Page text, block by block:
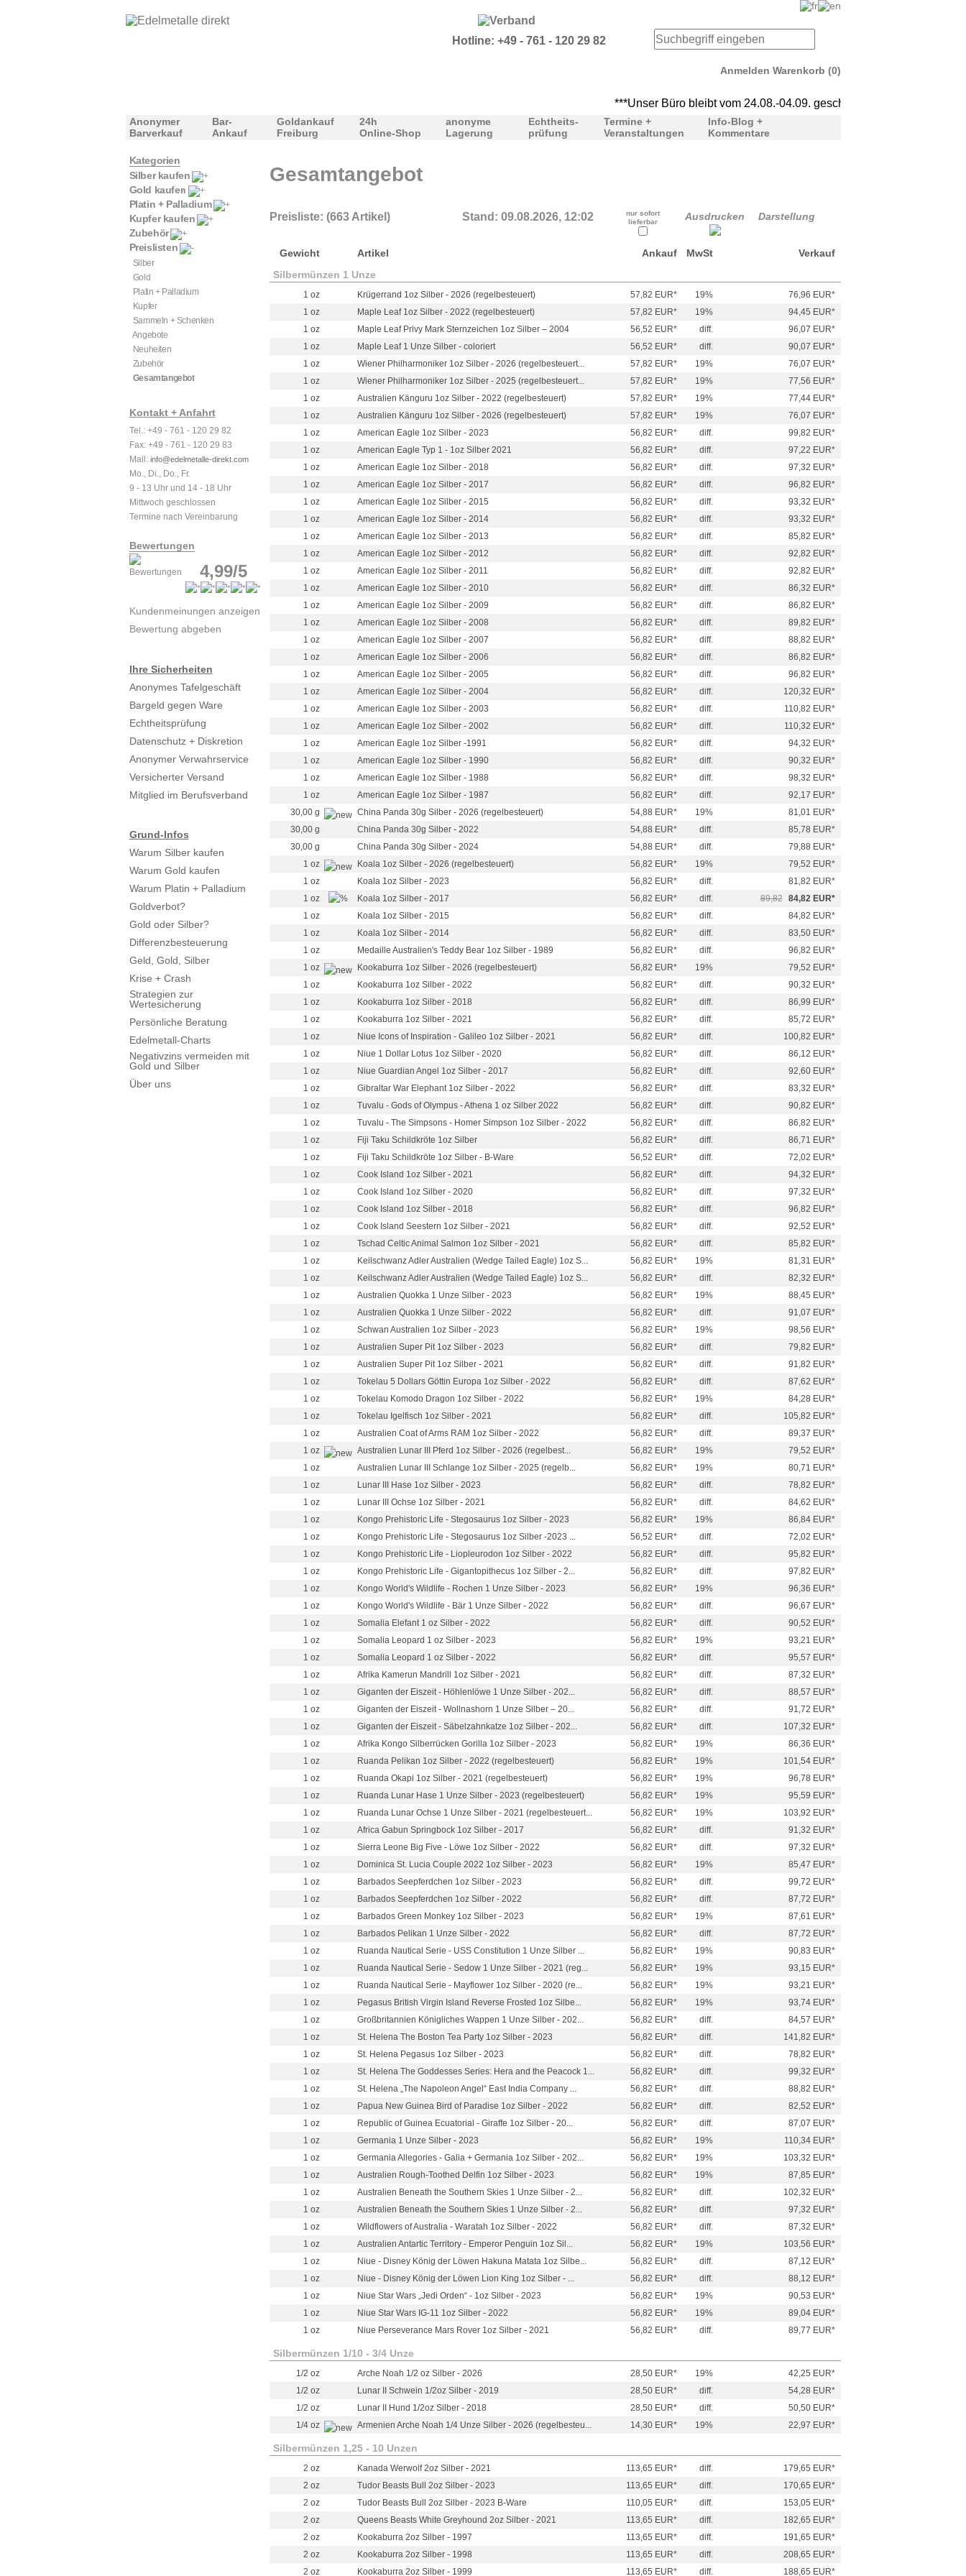
Hotline: +49 - 761 - 120 29 82
Anmelden Warenkorb (0)
***Unser Büro bleibt vom 24.08.-04.09. geschlossen. Ab dem 07.09. sind wir
***Unser Büro bleibt
Anonymer
Barverkauf
Bar-
Ankauf
Goldankauf
Freiburg
24h
Online-Shop
anonyme
Lagerung
Echtheits-
prüfung
Termine +
Veranstaltungen
Info-Blog +
Kommentare
Kategorien
Silber kaufen
Gold kaufen
Platin + Palladium
Kupfer kaufen
Zubehör
Preislisten
Silber
Gold
Platin + Palladium
Kupfer
Sammeln + Schenken
Angebote
Neuheiten
Zubehör
Gesamtangebot
Kontakt + Anfahrt
Tel.: +49 - 761 - 120 29 82
Fax: +49 - 761 - 120 29 83
Mail: info@edelmetalle-direkt.com
Mo., Di., Do., Fr.
9 - 13 Uhr und 14 - 18 Uhr
Mittwoch geschlossen
Termine nach Vereinbarung
Bewertungen
4,99/5
Kundenmeinungen anzeigen
Bewertung abgeben
Ihre Sicherheiten
Anonymes Tafelgeschäft
Bargeld gegen Ware
Echtheitsprüfung
Datenschutz + Diskretion
Anonymer Verwahrservice
Versicherter Versand
Mitglied im Berufsverband
Grund-Infos
Warum Silber kaufen
Warum Gold kaufen
Warum Platin + Palladium
Goldverbot?
Gold oder Silber?
Differenzbesteuerung
Geld, Gold, Silber
Krise + Crash
Strategien zur
Wertesicherung
Persönliche Beratung
Edelmetall-Charts
Negativzins vermeiden mit
Gold und Silber
Über uns
Gesamtangebot
Preisliste: (663 Artikel) Stand: 09.08.2026, 12:02
nur sofort
lieferbar
Ausdrucken Darstellung
Gewicht Artikel Ankauf MwSt
Verkauf
Silbermünzen 1 Unze
1 oz Krügerrand 1oz Silber - 2026 (regelbesteuert) 57,82 EUR* 19%
76,96 EUR*
1 oz
Maple Leaf 1oz Silber - 2022 (regelbesteuert) 57,82 EUR* 19%
94,45 EUR*
1 oz
Maple Leaf Privy Mark Sternzeichen 1oz Silber – 2004 56,52 EUR* diff.
96,07 EUR*
1 oz
Maple Leaf 1 Unze Silber - coloriert 56,52 EUR* diff.
90,07 EUR*
1 oz
Wiener Philharmoniker 1oz Silber - 2026 (regelbesteuert... 57,82 EUR* 19%
76,07 EUR*
1 oz
Wiener Philharmoniker 1oz Silber - 2025 (regelbesteuert... 57,82 EUR* 19%
77,56 EUR*
1 oz
Australien Känguru 1oz Silber - 2022 (regelbesteuert) 57,82 EUR* 19%
77,44 EUR*
1 oz
Australien Känguru 1oz Silber - 2026 (regelbesteuert) 57,82 EUR* 19%
76,07 EUR*
1 oz
American Eagle 1oz Silber - 2023 56,82 EUR* diff.
99,82 EUR*
1 oz
American Eagle Typ 1 - 1oz Silber 2021 56,82 EUR* diff.
97,22 EUR*
1 oz
American Eagle 1oz Silber - 2018 56,82 EUR* diff.
97,32 EUR*
1 oz
American Eagle 1oz Silber - 2017 56,82 EUR* diff.
96,82 EUR*
1 oz
American Eagle 1oz Silber - 2015 56,82 EUR* diff.
93,32 EUR*
1 oz
American Eagle 1oz Silber - 2014 56,82 EUR* diff.
93,32 EUR*
1 oz
American Eagle 1oz Silber - 2013 56,82 EUR* diff.
85,82 EUR*
1 oz
American Eagle 1oz Silber - 2012 56,82 EUR* diff.
92,82 EUR*
1 oz
American Eagle 1oz Silber - 2011 56,82 EUR* diff.
92,82 EUR*
1 oz
American Eagle 1oz Silber - 2010 56,82 EUR* diff.
86,32 EUR*
1 oz
American Eagle 1oz Silber - 2009 56,82 EUR* diff.
86,82 EUR*
1 oz
American Eagle 1oz Silber - 2008 56,82 EUR* diff.
89,82 EUR*
1 oz
American Eagle 1oz Silber - 2007 56,82 EUR* diff.
88,82 EUR*
1 oz
American Eagle 1oz Silber - 2006 56,82 EUR* diff.
86,82 EUR*
1 oz
American Eagle 1oz Silber - 2005 56,82 EUR* diff.
96,82 EUR*
1 oz
American Eagle 1oz Silber - 2004 56,82 EUR* diff.
120,32 EUR*
1 oz
American Eagle 1oz Silber - 2003 56,82 EUR* diff.
110,82 EUR*
1 oz
American Eagle 1oz Silber - 2002 56,82 EUR* diff.
110,32 EUR*
1 oz
American Eagle 1oz Silber -1991 56,82 EUR* diff.
94,32 EUR*
1 oz
American Eagle 1oz Silber - 1990 56,82 EUR* diff.
90,32 EUR*
1 oz
American Eagle 1oz Silber - 1988 56,82 EUR* diff.
98,32 EUR*
1 oz
American Eagle 1oz Silber - 1987 56,82 EUR* diff.
92,17 EUR*
30,00 g
China Panda 30g Silber - 2026 (regelbesteuert) 54,88 EUR* 19%
81,01 EUR*
30,00 g
China Panda 30g Silber - 2022 54,88 EUR* diff.
85,78 EUR*
30,00 g
China Panda 30g Silber - 2024 54,88 EUR* diff.
79,88 EUR*
1 oz
Koala 1oz Silber - 2026 (regelbesteuert) 56,82 EUR* 19%
79,52 EUR*
1 oz
Koala 1oz Silber - 2023 56,82 EUR* diff.
81,82 EUR*
1 oz
Koala 1oz Silber - 2017 56,82 EUR* diff. 89,82
84,82 EUR*
1 oz
Koala 1oz Silber - 2015 56,82 EUR* diff.
84,82 EUR*
1 oz
Koala 1oz Silber - 2014 56,82 EUR* diff.
83,50 EUR*
1 oz
Medaille Australien's Teddy Bear 1oz Silber - 1989 56,82 EUR* diff.
96,82 EUR*
1 oz
Kookaburra 1oz Silber - 2026 (regelbesteuert) 56,82 EUR* 19%
79,52 EUR*
1 oz
Kookaburra 1oz Silber - 2022 56,82 EUR* diff.
90,32 EUR*
1 oz
Kookaburra 1oz Silber - 2018 56,82 EUR* diff.
86,99 EUR*
1 oz
Kookaburra 1oz Silber - 2021 56,82 EUR* diff.
85,72 EUR*
1 oz
Niue Icons of Inspiration - Galileo 1oz Silber - 2021 56,82 EUR* diff.
100,82 EUR*
1 oz
Niue 1 Dollar Lotus 1oz Silber - 2020 56,82 EUR* diff.
86,12 EUR*
1 oz
Niue Guardian Angel 1oz Silber - 2017 56,82 EUR* diff.
92,60 EUR*
1 oz
Gibraltar War Elephant 1oz Silber - 2022 56,82 EUR* diff.
83,32 EUR*
1 oz
Tuvalu - Gods of Olympus - Athena 1 oz Silber 2022 56,82 EUR* diff.
90,82 EUR*
1 oz
Tuvalu - The Simpsons - Homer Simpson 1oz Silber - 2022 56,82 EUR* diff.
86,82 EUR*
1 oz
Fiji Taku Schildkröte 1oz Silber 56,82 EUR* diff.
86,71 EUR*
1 oz
Fiji Taku Schildkröte 1oz Silber - B-Ware 56,52 EUR* diff.
72,02 EUR*
1 oz
Cook Island 1oz Silber - 2021 56,82 EUR* diff.
94,32 EUR*
1 oz
Cook Island 1oz Silber - 2020 56,82 EUR* diff.
97,32 EUR*
1 oz
Cook Island 1oz Silber - 2018 56,82 EUR* diff.
96,82 EUR*
1 oz
Cook Island Seestern 1oz Silber - 2021 56,82 EUR* diff.
92,52 EUR*
1 oz
Tschad Celtic Animal Salmon 1oz Silber - 2021 56,82 EUR* diff.
85,82 EUR*
1 oz
Keilschwanz Adler Australien (Wedge Tailed Eagle) 1oz S... 56,82 EUR* 19%
81,31 EUR*
1 oz
Keilschwanz Adler Australien (Wedge Tailed Eagle) 1oz S... 56,82 EUR* diff.
82,32 EUR*
1 oz
Australien Quokka 1 Unze Silber - 2023 56,82 EUR* 19%
88,45 EUR*
1 oz
Australien Quokka 1 Unze Silber - 2022 56,82 EUR* diff.
91,07 EUR*
1 oz
Schwan Australien 1oz Silber - 2023 56,82 EUR* 19%
98,56 EUR*
1 oz
Australien Super Pit 1oz Silber - 2023 56,82 EUR* diff.
79,82 EUR*
1 oz
Australien Super Pit 1oz Silber - 2021 56,82 EUR* diff.
91,82 EUR*
1 oz
Tokelau 5 Dollars Göttin Europa 1oz Silber - 2022 56,82 EUR* diff.
87,62 EUR*
1 oz
Tokelau Komodo Dragon 1oz Silber - 2022 56,82 EUR* 19%
84,28 EUR*
1 oz
Tokelau Igelfisch 1oz Silber - 2021 56,82 EUR* diff.
105,82 EUR*
1 oz
Australien Coat of Arms RAM 1oz Silber - 2022 56,82 EUR* diff.
89,37 EUR*
1 oz
Australien Lunar III Pferd 1oz Silber - 2026 (regelbest... 56,82 EUR* 19%
79,52 EUR*
1 oz
Australien Lunar III Schlange 1oz Silber - 2025 (regelb... 56,82 EUR* 19%
80,71 EUR*
1 oz
Lunar III Hase 1oz Silber - 2023 56,82 EUR* diff.
78,82 EUR*
1 oz
Lunar III Ochse 1oz Silber - 2021 56,82 EUR* diff.
84,62 EUR*
1 oz
Kongo Prehistoric Life - Stegosaurus 1oz Silber - 2023 56,82 EUR* 19%
86,84 EUR*
1 oz
Kongo Prehistoric Life - Stegosaurus 1oz Silber -2023 ... 56,52 EUR* diff.
72,02 EUR*
1 oz
Kongo Prehistoric Life - Liopleurodon 1oz Silber - 2022 56,82 EUR* diff.
95,82 EUR*
1 oz
Kongo Prehistoric Life - Gigantopithecus 1oz Silber - 2... 56,82 EUR* diff.
97,82 EUR*
1 oz
Kongo World's Wildlife - Rochen 1 Unze Silber - 2023 56,82 EUR* 19%
96,36 EUR*
1 oz
Kongo World's Wildlife - Bär 1 Unze Silber - 2022 56,82 EUR* diff.
96,67 EUR*
1 oz
Somalia Elefant 1 oz Silber - 2022 56,82 EUR* diff.
90,52 EUR*
1 oz
Somalia Leopard 1 oz Silber - 2023 56,82 EUR* 19%
93,21 EUR*
1 oz
Somalia Leopard 1 oz Silber - 2022 56,82 EUR* diff.
95,57 EUR*
1 oz
Afrika Kamerun Mandrill 1oz Silber - 2021 56,82 EUR* diff.
87,32 EUR*
1 oz
Giganten der Eiszeit - Höhlenlöwe 1 Unze Silber - 202... 56,82 EUR* diff.
88,57 EUR*
1 oz
Giganten der Eiszeit - Wollnashorn 1 Unze Silber – 20... 56,82 EUR* diff.
91,72 EUR*
1 oz
Giganten der Eiszeit - Säbelzahnkatze 1oz Silber - 202... 56,82 EUR* diff.
107,32 EUR*
1 oz
Afrika Kongo Silberrücken Gorilla 1oz Silber - 2023 56,82 EUR* 19%
86,36 EUR*
1 oz
Ruanda Pelikan 1oz Silber - 2022 (regelbesteuert) 56,82 EUR* 19%
101,54 EUR*
1 oz
Ruanda Okapi 1oz Silber - 2021 (regelbesteuert) 56,82 EUR* 19%
96,78 EUR*
1 oz
Ruanda Lunar Hase 1 Unze Silber - 2023 (regelbesteuert) 56,82 EUR* 19%
95,59 EUR*
1 oz
Ruanda Lunar Ochse 1 Unze Silber - 2021 (regelbesteuert... 56,82 EUR* 19%
103,92 EUR*
1 oz
Africa Gabun Springbock 1oz Silber - 2017 56,82 EUR* diff.
91,32 EUR*
1 oz
Sierra Leone Big Five - Löwe 1oz Silber - 2022 56,82 EUR* diff.
97,32 EUR*
1 oz
Dominica St. Lucia Couple 2022 1oz Silber - 2023 56,82 EUR* 19%
85,47 EUR*
1 oz
Barbados Seepferdchen 1oz Silber - 2023 56,82 EUR* diff.
99,72 EUR*
1 oz
Barbados Seepferdchen 1oz Silber - 2022 56,82 EUR* diff.
87,72 EUR*
1 oz
Barbados Green Monkey 1oz Silber - 2023 56,82 EUR* 19%
87,61 EUR*
1 oz
Barbados Pelikan 1 Unze Silber - 2022 56,82 EUR* diff.
87,72 EUR*
1 oz
Ruanda Nautical Serie - USS Constitution 1 Unze Silber ... 56,82 EUR* 19%
90,83 EUR*
1 oz
Ruanda Nautical Serie - Sedow 1 Unze Silber - 2021 (reg... 56,82 EUR* 19%
93,15 EUR*
1 oz
Ruanda Nautical Serie - Mayflower 1oz Silber - 2020 (re... 56,82 EUR* 19%
93,21 EUR*
1 oz
Pegasus British Virgin Island Reverse Frosted 1oz Silbe... 56,82 EUR* 19%
93,74 EUR*
1 oz
Großbritannien Königliches Wappen 1 Unze Silber - 202... 56,82 EUR* diff.
84,57 EUR*
1 oz
St. Helena The Boston Tea Party 1oz Silber - 2023 56,82 EUR* diff.
141,82 EUR*
1 oz
St. Helena Pegasus 1oz Silber - 2023 56,82 EUR* diff.
78,82 EUR*
1 oz
St. Helena The Goddesses Series: Hera and the Peacock 1... 56,82 EUR* diff.
99,32 EUR*
1 oz
St. Helena „The Napoleon Angel“ East India Company ... 56,82 EUR* diff.
88,82 EUR*
1 oz
Papua New Guinea Bird of Paradise 1oz Silber - 2022 56,82 EUR* diff.
82,52 EUR*
1 oz
Republic of Guinea Ecuatorial - Giraffe 1oz Silber - 20... 56,82 EUR* diff.
87,07 EUR*
1 oz
Germania 1 Unze Silber - 2023 56,82 EUR* 19%
110,34 EUR*
1 oz
Germania Allegories - Galia + Germania 1oz Silber - 202... 56,82 EUR* 19%
103,32 EUR*
1 oz
Australien Rough-Toothed Delfin 1oz Silber - 2023 56,82 EUR* 19%
87,85 EUR*
1 oz
Australien Beneath the Southern Skies 1 Unze Silber - 2... 56,82 EUR* diff.
102,32 EUR*
1 oz
Australien Beneath the Southern Skies 1 Unze Silber - 2... 56,82 EUR* diff.
97,32 EUR*
1 oz
Wildflowers of Australia - Waratah 1oz Silber - 2022 56,82 EUR* diff.
87,32 EUR*
1 oz
Australien Antartic Territory - Emperor Penguin 1oz Sil... 56,82 EUR* 19%
103,56 EUR*
1 oz
Niue - Disney König der Löwen Hakuna Matata 1oz Silbe... 56,82 EUR* diff.
87,12 EUR*
1 oz
Niue - Disney König der Löwen Lion King 1oz Silber - ... 56,82 EUR* diff.
88,12 EUR*
1 oz
Niue Star Wars „Jedi Orden“ - 1oz Silber - 2023 56,82 EUR* 19%
90,53 EUR*
1 oz
Niue Star Wars IG-11 1oz Silber - 2022 56,82 EUR* 19%
89,04 EUR*
1 oz
Niue Perseverance Mars Rover 1oz Silber - 2021 56,82 EUR* diff. 89,77 EUR*
Silbermünzen 1/10 - 3/4 Unze
1/2 oz Arche Noah 1/2 oz Silber - 2026 28,50 EUR* 19%
42,25 EUR*
1/2 oz
Lunar II Schwein 1/2oz Silber - 2019 28,50 EUR* diff.
54,28 EUR*
1/2 oz
Lunar II Hund 1/2oz Silber - 2018 28,50 EUR* diff.
50,50 EUR*
1/4 oz
Armenien Arche Noah 1/4 Unze Silber - 2026 (regelbesteu... 14,30 EUR* 19% 22,97 EUR*
Silbermünzen 1,25 - 10 Unzen
2 oz Kanada Werwolf 2oz Silber - 2021 113,65 EUR* diff.
179,65 EUR*
2 oz
Tudor Beasts Bull 2oz Silber - 2023 113,65 EUR* diff.
170,65 EUR*
2 oz
Tudor Beasts Bull 2oz Silber - 2023 B-Ware 110,05 EUR* diff.
153,05 EUR*
2 oz
Queens Beasts White Greyhound 2oz Silber - 2021 113,65 EUR* diff.
182,65 EUR*
2 oz
Kookaburra 2oz Silber - 1997 113,65 EUR* diff.
191,65 EUR*
2 oz
Kookaburra 2oz Silber - 1998 113,65 EUR* diff.
208,65 EUR*
2 oz
Kookaburra 2oz Silber - 1999 113,65 EUR* diff. 188,65 EUR*